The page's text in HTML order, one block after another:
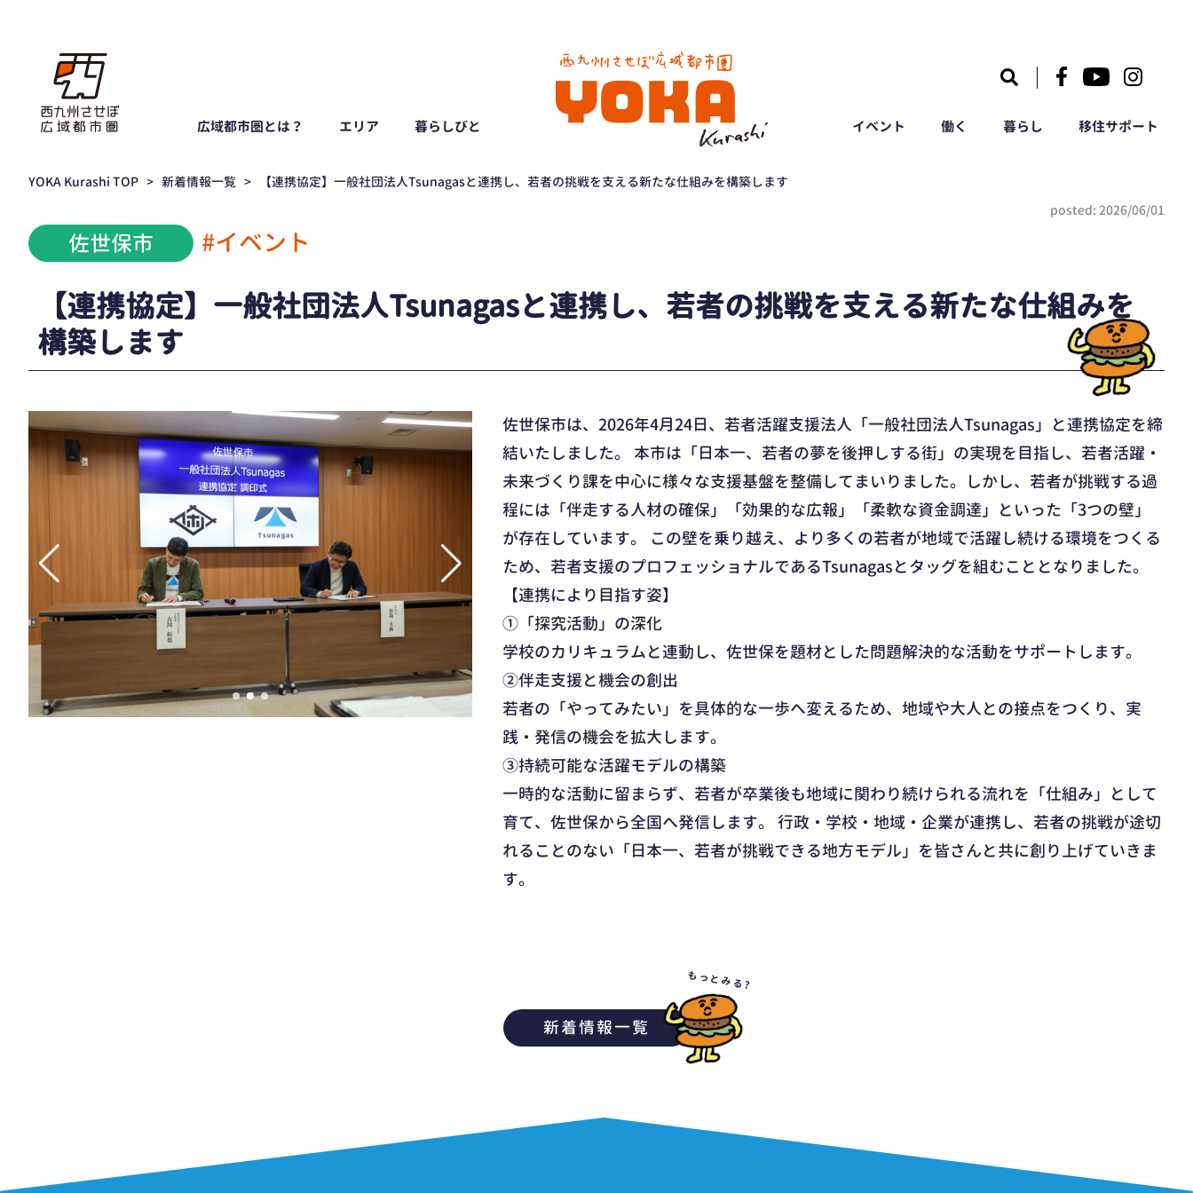
広域都市圏とは？ エリア 暮らしびと イベント 働く 暮らし 移住サポート
｜
YOKA Kurashi TOP > 新着情報一覧 >
【連携協定】一般社団法人Tsunagasと連携し、若者の挑戦を支える新たな仕組みを構築します
posted: 2026/06/01
佐世保市 #イベント
【連携協定】一般社団法人Tsunagasと連携し、若者の挑戦を支える新たな仕組みを
構築します
佐世保市は、2026年4月24日、若者活躍支援法人「一般社団法人Tsunagas」と連携協定を締
結いたしました。 本市は「日本一、若者の夢を後押しする街」の実現を目指し、若者活躍・
未来づくり課を中心に様々な支援基盤を整備してまいりました。しかし、若者が挑戦する過
程には「伴走する人材の確保」「効果的な広報」「柔軟な資金調達」といった「3つの壁」
が存在しています。 この壁を乗り越え、より多くの若者が地域で活躍し続ける環境をつくる
ため、若者支援のプロフェッショナルであるTsunagasとタッグを組むこととなりました。
【連携により目指す姿】
①「探究活動」の深化
学校のカリキュラムと連動し、佐世保を題材とした問題解決的な活動をサポートします。
②伴走支援と機会の創出
若者の「やってみたい」を具体的な一歩へ変えるため、地域や大人との接点をつくり、実
践・発信の機会を拡大します。
③持続可能な活躍モデルの構築
一時的な活動に留まらず、若者が卒業後も地域に関わり続けられる流れを「仕組み」として
育て、佐世保から全国へ発信します。 行政・学校・地域・企業が連携し、若者の挑戦が途切
れることのない「日本一、若者が挑戦できる地方モデル」を皆さんと共に創り上げていきま
す。
新着情報一覧
もっとみる?